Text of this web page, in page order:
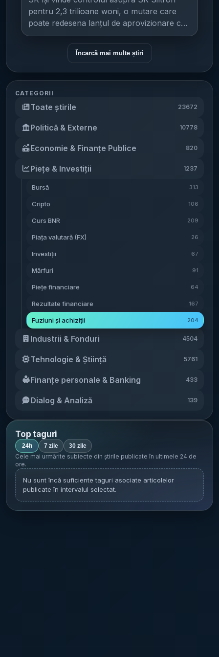
companie” cele două rețele Sameday
operează în România, Ungaria și Bulgaria și
oferă livrare door-to-door, plus livrare
printr-o rețea de peste 7.000 de lockere
easybox. Compania are peste 17 ani de
de angajați și parteneri, alături de o
infrastructură digitală integrată. Cargus, cu
peste 30 de ani pe piața locală, are peste
operează atât livrări la domiciliu, cât și
domiciliului) prin rețeaua SHIP & GO, cu
peste 2.000 de puncte la nivel național
(puncte partenere și lockere). Compania
operează cinci centre naționale de sortare,
România, precum și un hub transfrontalier
în Polonia pentru curierat internațional.
[...]
anul anterior. Consolidare prin fuziuni
intragrup înainte de vânzare În paralel cu
pregătirea tranzacției, Centrul Medical
Unirea a trecut printr-un proces de
consolidare internă, prin fuziuni prin
absorbție care au transferat activele și
pasivele mai multor entități către compania-
produs efecte juridice și contabile fuziunea
prin absorbție dintre Centrul Medical
din grup: Biostandard 2007 Biostandard
Centrul Medical Bucovina Clinica Someșan
Diamed Serv Endodigest Medvil PST
Policlinica CMB Societățile absorbite au
Registrul Comerțului, iar Centrul Medical
Unirea a preluat toate activele și pasivele
Medical Unirea a absorbit nouă societăți din
rețeaua privată Regina Maria (la care era
Investments, care deținuse compania.
Economica notează că aceasta a fost cea
privată în 2022. În documentele de fuziune
citate, consolidarea este prezentată ca
(prin achiziții), cu obiectivul de a gestiona
mai eficient entitățile achiziționate și de a
maximiza rezultatul agregat.
2026, RBI a obținut acceptări pentru
56,16% din titluri. Ce urmează: condiții până
în 14 mai 2027 și o „fereastră” pentru
acționarii rămași Depășirea pragului de
acceptare nu înseamnă finalizarea
automată a tranzacției. Economica notează
că închiderea ofertei depinde de
îndeplinirea unor condiții până la 14 mai
2027. Dacă acestea sunt îndeplinite, RBI va
Addiko. Pentru acționarii care nu au
acceptat oferta, există o perioadă de grație
până pe 3 noiembrie 2026 pentru a o face.
Evaluare și aprobări de reglementare
milioane de euro (aprox. 2,6 miliarde lei) și
trebuie aprobată de autoritățile de
calendarul și condițiile finale ale preluării.
Context: originea Addiko și expansiunea în
„bancă viabilă” după salvarea din 2009 a
Hypo Alpe Adria Bank, intervenție care,
potrivit aceleiași surse, a costat
27,5 miliarde lei). Ulterior, banca s-a extins
în sud-estul Europei.
preluare și a restului de 29,4%
pentru 2,3 trilioane woni, o mutare care
poate redesena lanțul de aprovizionare cu
plăci de siliciu de 300 mm. Potrivit IT之家 ,
consiliul de administrație al SK Group a
aprobat pe 31 iulie (ora locală Coreea de
Sud) vânzarea a 70,6% din producătorul
de wafer-e (plăci de siliciu) SK Siltron către
Doosan Group , într-o tranzacție evaluată
la aproximativ 2,3 trilioane woni. SK Siltron
globală a wafer-elor de siliciu de 12 inch
fabricarea semiconductorilor avansați.
Compania a intrat în portofoliul SK în 2017.
Structura tranzacției și ce se știe despre
preț Pachetul aprobat la vânzare este de
personal de președintele SK Group, Choi
Tae-won, iar publicația notează că Doosan
ar urma să cumpere și aceste acțiuni
decizie finală). Conform aceleiași surse, SK
a explicat în informările publice că
de fonduri pentru a consolida soliditatea
financiară și a asigura motoare de creștere
viitoare”. Condiții financiare suplimentare
legate de performanță IT之家 menționează
că presa sud-coreeană THE ELEC a relatat
valoarea totală ca avans. În plus, părțile ar
fi convenit și termeni financiari adiționali
corelați cu performanța SK Siltron,
inclusiv: mecanisme de returnare a
împărțirea câștigurilor excedentare din
lichidarea afacerii cu carbură de siliciu
(SiC); stimulente legate de obținerea unor
proiecte de la clienți. Publicația nu oferă
detalii despre calendarul finalizării
tranzacției sau despre aprobări de
reglementare, dacă sunt necesare.
Încarcă mai multe știri
CATEGORII
Toate știrile 23672
Politică & Externe 10778
Economie & Finanțe Publice 820
Piețe & Investiții 1237
Bursă 313
Cripto 106
Curs BNR 209
Piața valutară (FX) 26
Investiții 67
Mărfuri 91
Piețe financiare 64
Rezultate financiare 167
Fuziuni și achiziții 204
Industrii & Fonduri 4504
Tehnologie & Știință 5761
Finanțe personale & Banking 433
Dialog & Analiză 139
Top taguri
24h 7 zile 30 zile
Cele mai urmărite subiecte din știrile publicate în ultimele 24 de
ore.
Nu sunt încă suficiente taguri asociate articolelor
publicate în intervalul selectat.